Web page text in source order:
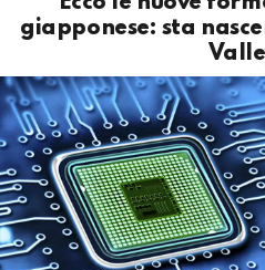
giapponese: sta